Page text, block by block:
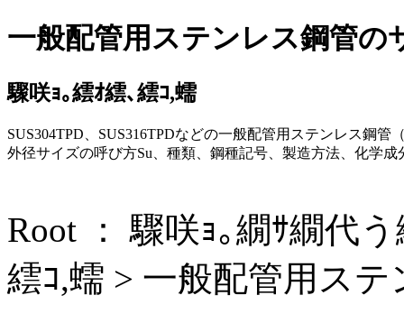
一般配管用ステンレス鋼管の
驟咲ｮ｡繧ｵ繧､繧ｺ,蠕
SUS304TPD、SUS316TPDなどの一般配管用ステンレス鋼
外径サイズの呼び方Su、種類、鋼種記号、製造方法、化学
Root ：驟咲ｮ｡繝ｻ繝代う
繧ｺ,蠕 > 一般配管用ス